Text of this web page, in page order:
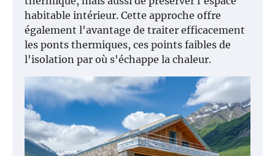
habitable intérieur. Cette approche offre
également l'avantage de traiter efficacement
les ponts thermiques, ces points faibles de
l'isolation par où s'échappe la chaleur.